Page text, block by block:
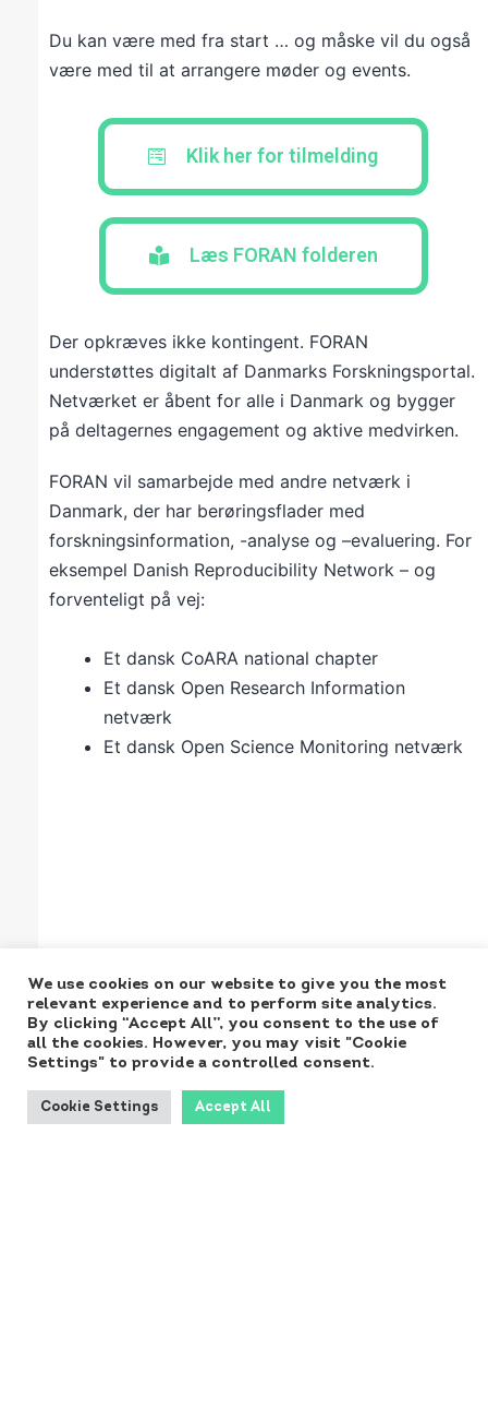
Du kan være med fra start … og måske vil du også
være med til at arrangere møder og events.
Klik her for tilmelding
Læs FORAN folderen
Der opkræves ikke kontingent. FORAN
understøttes digitalt af Danmarks Forskningsportal.
Netværket er åbent for alle i Danmark og bygger
på deltagernes engagement og aktive medvirken.
FORAN vil samarbejde med andre netværk i
Danmark, der har berøringsflader med
forskningsinformation, -analyse og –evaluering. For
eksempel Danish Reproducibility Network – og
forventeligt på vej:
Et dansk CoARA national chapter
Et dansk Open Research Information
netværk
Et dansk Open Science Monitoring netværk
We use cookies on our website to give you the most
relevant experience and to perform site analytics.
By clicking “Accept All”, you consent to the use of
all the cookies. However, you may visit "Cookie
Settings" to provide a controlled consent.
Cookie Settings Accept All